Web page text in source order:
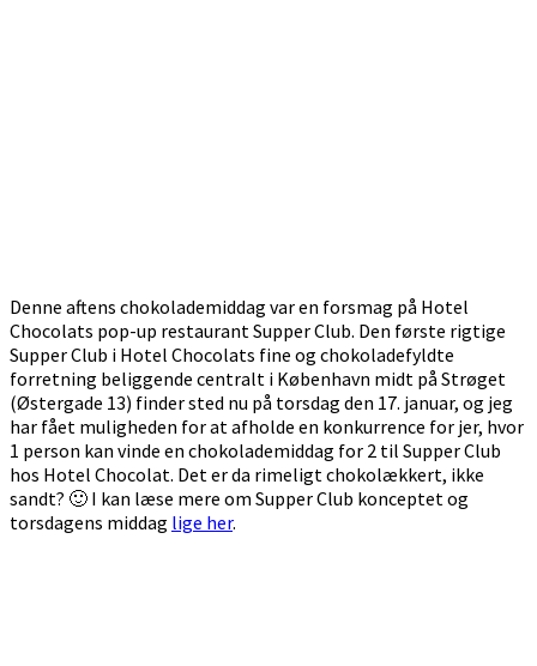
Denne aftens chokolademiddag var en forsmag på Hotel
Chocolats pop-up restaurant Supper Club. Den første rigtige
Supper Club i Hotel Chocolats fine og chokoladefyldte
forretning beliggende centralt i København midt på Strøget
(Østergade 13) finder sted nu på torsdag den 17. januar, og jeg
har fået muligheden for at afholde en konkurrence for jer, hvor
1 person kan vinde en chokolademiddag for 2 til Supper Club
hos Hotel Chocolat. Det er da rimeligt chokolækkert, ikke
sandt? 🙂 I kan læse mere om Supper Club konceptet og
torsdagens middag lige her.